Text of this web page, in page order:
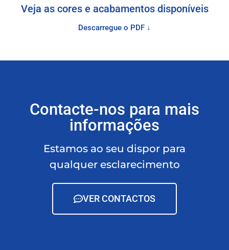
Veja as cores e acabamentos disponíveis
Descarregue o PDF ↓
Contacte-nos para mais
informações
Estamos ao seu dispor para
qualquer esclarecimento
VER CONTACTOS